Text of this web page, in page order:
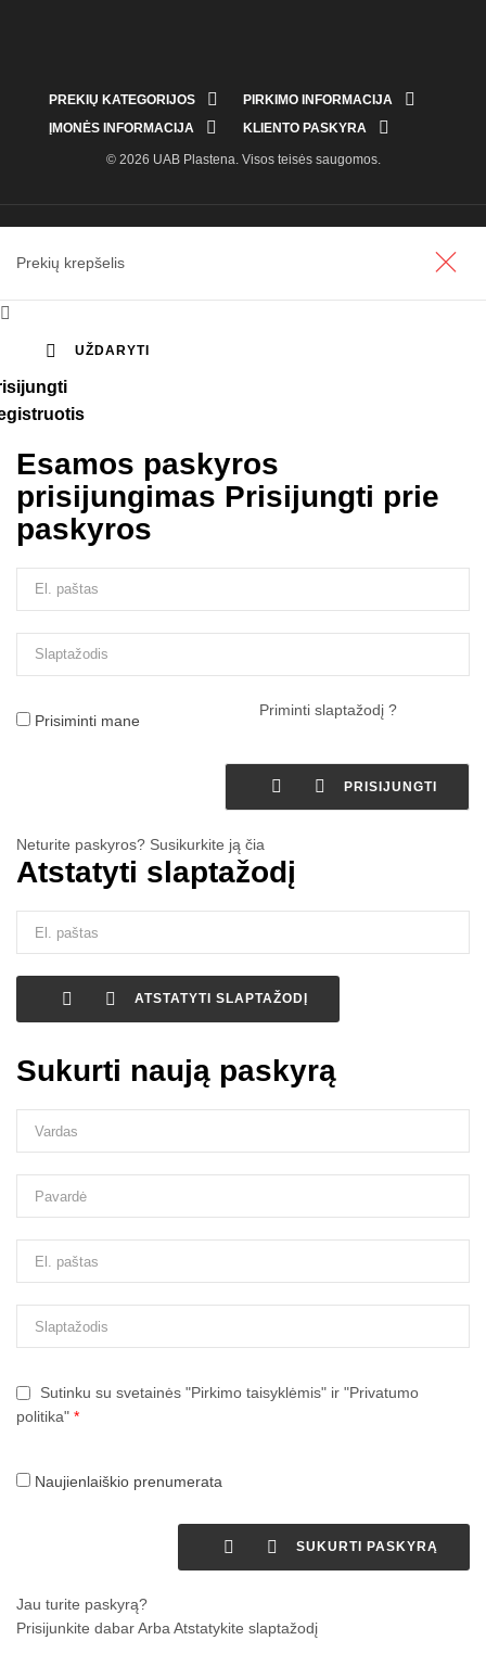
PREKIŲ KATEGORIJOS  PIRKIMO INFORMACIJA 
ĮMONĖS INFORMACIJA  KLIENTO PASKYRA 
© 2026 UAB Plastena. Visos teisės saugomos.
Prekių krepšelis

 UŽDARYTI
Esamos paskyros
prisijungimas Prisijungti prie
paskyros
Prisiminti mane
Priminti slaptažodį ?
  PRISIJUNGTI
Neturite paskyros? Susikurkite ją čia
Atstatyti slaptažodį
  ATSTATYTI SLAPTAŽODĮ
Sukurti naują paskyrą
Sutinku su svetainės "Pirkimo taisyklėmis" ir "Privatumo
politika" *
Naujienlaiškio prenumerata
  SUKURTI PASKYRĄ
Jau turite paskyrą?
Prisijunkite dabarArba Atstatykite slaptažodį